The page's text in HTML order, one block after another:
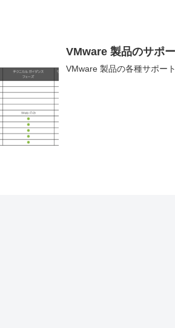
VMware 製品のサポ
VMware 製品の各種サポー